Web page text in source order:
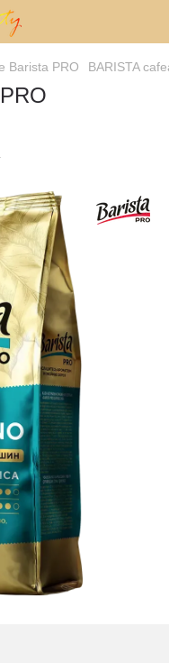
Barista PRO BARISTA